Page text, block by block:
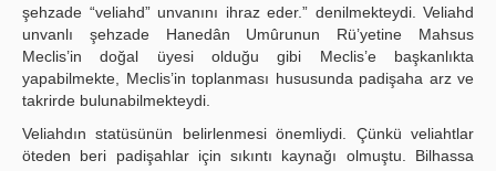
şehzade “veliahd” unvanını ihraz eder.” denilmekteydi. Veliahd
unvanlı şehzade Hanedân Umûrunun Rü’yetine Mahsus
Meclis’in doğal üyesi olduğu gibi Meclis’e başkanlıkta
yapabilmekte, Meclis’in toplanması hususunda padişaha arz ve
takrirde bulunabilmekteydi.
Veliahdın statüsünün belirlenmesi önemliydi. Çünkü veliahtlar
öteden beri padişahlar için sıkıntı kaynağı olmuştu. Bilhassa